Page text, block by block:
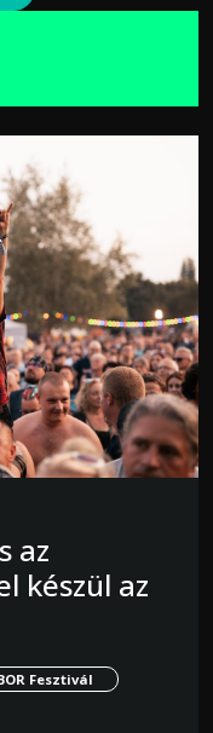
az
készül az
Fesztivál